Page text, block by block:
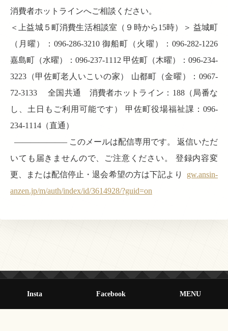
消費者ホットラインへご相談ください。
＜上益城５町消費生活相談室（９時から15時）＞ 益城町
（月曜）：096-286-3210 御船町（火曜）：096-282-1226
嘉島町（水曜）：096-237-1112 甲佐町（木曜）：096-234-
3223（甲佐町老人いこいの家） 山都町（金曜）：0967-
72-3133 全国共通 消費者ホットライン：188（局番な
し、土日もご利用可能です） 甲佐町役場福祉課：096-
234-1114（直通）
——————– このメールは配信専用です。 返信いただ
いても届きませんので、ご注意ください。 登録内容変
更、または配信停止・退会希望の方は下記より gw.ansin-
anzen.jp/m/auth/index/id/3614928/?guid=on
Insta Facebook MENU